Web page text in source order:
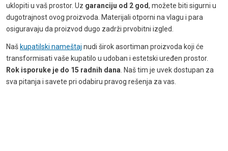
uklopiti u vaš prostor. Uz garanciju od 2 god, možete biti sigurni u
dugotrajnost ovog proizvoda. Materijali otporni na vlagu i para
osiguravaju da proizvod dugo zadrži prvobitni izgled.
Naš kupatilski nameštaj nudi širok asortiman proizvoda koji će
transformisati vaše kupatilo u udoban i estetski uređen prostor.
Rok isporuke je do 15 radnih dana. Naš tim je uvek dostupan za
sva pitanja i savete pri odabiru pravog rešenja za vas.